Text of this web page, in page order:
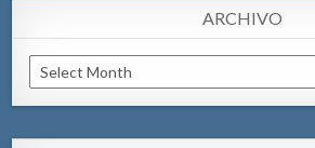
ARCHIVO
Archivo